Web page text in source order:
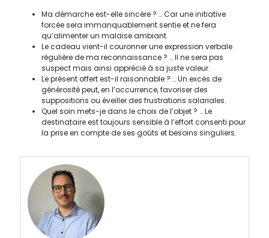
Ma démarche est-elle sincère ? … Car une initiative
forcée sera immanquablement sentie et ne fera
qu’alimenter un malaise ambiant.
Le cadeau vient-il couronner une expression verbale
régulière de ma reconnaissance ? … Il ne sera pas
suspect mais ainsi apprécié à sa juste valeur.
Le présent offert est-il raisonnable ? … Un excès de
générosité peut, en l’occurrence, favoriser des
suppositions ou éveiller des frustrations salariales.
Quel soin mets-je dans le choix de l’objet ? … Le
destinataire est toujours sensible à l’effort consenti pour
la prise en compte de ses goûts et besoins singuliers.